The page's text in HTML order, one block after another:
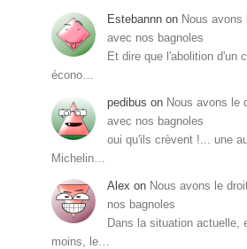
Estebannn on Nous avons
avec nos bagnoles
Et dire que l'abolition d'un
écono…
pedibus on Nous avons le
avec nos bagnoles
oui qu'ils crèvent !... une
Michelin…
Alex on Nous avons le
nos bagnoles
Dans la situation actuelle,
moins, le…